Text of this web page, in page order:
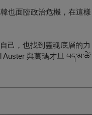
也面臨政治危機，在這樣
己，也找到靈魂底層的力
與萬瑪才旦 པད་མ་ཚེ་